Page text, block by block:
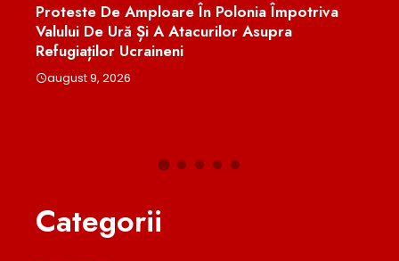
Împotriva
Un Elev Din Buzău A Cucerit Aurul Pentru
România La Olimpiada Internațională De
Chimie. Patru Medalii Obținute De Lotul
Național În Uzbekistan
Categorii